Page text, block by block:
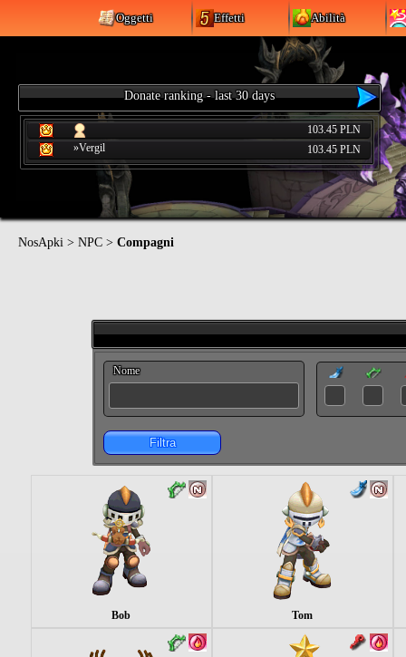
Oggetti Effetti Abilità
Donate ranking - last 30 days
103.45 PLN
»Vergil
103.45 PLN
NosApki > NPC > Compagni
Nome
Filtra
Bob Tom